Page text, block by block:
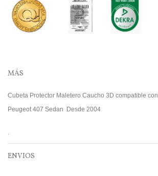
MÁS
Cubeta Protector Maletero Caucho 3D compatible con
Peugeot 407 Sedan Desde 2004
.
ENVIOS